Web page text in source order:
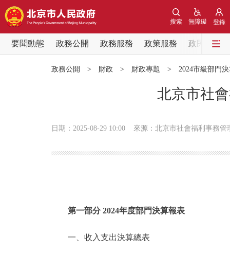
登錄
無障礙
搜索
要聞動態 政務公開 政務服務 政策服務
政民互動
政務公開 > 財政 > 財政專題 > 2024市級部門
北京市社
日期：2025-08-29 10:00 來源：北京市社會福利事務管
第一部分 2024年度部門決算報表
一、收入支出決算總表